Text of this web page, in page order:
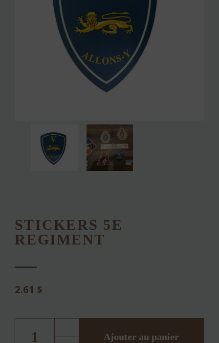
STICKERS 5E
REGIMENT
2.61 $
Ajouter au panier